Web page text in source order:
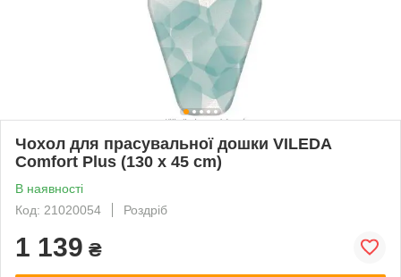
Чохол для прасувальної дошки VILEDA
Comfort Plus (130 x 45 cm)
В наявності
Код: 21020054
Роздріб
1 139 ₴